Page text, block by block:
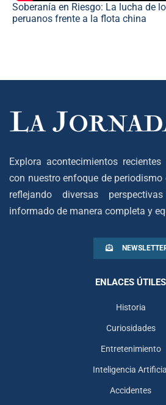
Soberanía en Riesgo: La lucha de
peruanos frente a la flota china
Explora acontecimientos
con nuestro enfoque de
reflejando diversas
informado de manera completa y
ENLACES ÚTILES
Historia
Curiosidades
Entretenimiento
Inteligencia Artificial
Accidentes